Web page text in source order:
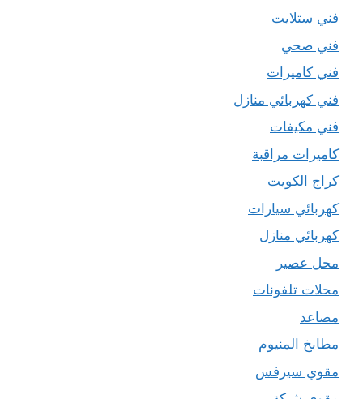
فني ستلايت
فني صحي
فني كاميرات
فني كهربائي منازل
فني مكيفات
كاميرات مراقبة
كراج الكويت
كهربائي سيارات
كهربائي منازل
محل عصير
محلات تلفونات
مصاعد
مطابخ المنيوم
مقوي سيرفس